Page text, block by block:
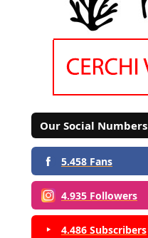
Our Social Numbers
5.458 Fans
4.935 Followers
4.486 Subscribers